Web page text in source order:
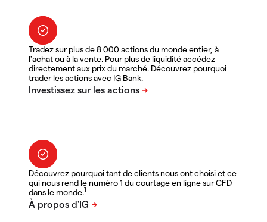
Tradez sur plus de 8 000 actions du monde entier, à
l'achat ou à la vente. Pour plus de liquidité accédez
directement aux prix du marché. Découvrez pourquoi
trader les actions avec IG Bank.
Découvrez pourquoi tant de clients nous ont choisi et ce
qui nous rend le numéro 1 du courtage en ligne sur CFD
dans le monde.1